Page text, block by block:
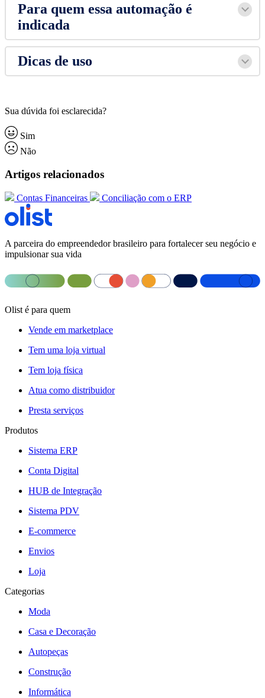
Para quem essa automação é
indicada
Dicas de uso
Sua dúvida foi esclarecida?
Sim
Não
Artigos relacionados
Contas Financeiras Conciliação com o ERP
A parceira do empreendedor brasileiro para fortalecer seu negócio e
impulsionar sua vida
Olist é para quem
Vende em marketplace
Tem uma loja virtual
Tem loja física
Atua como distribuidor
Presta serviços
Produtos
Sistema ERP
Conta Digital
HUB de Integração
Sistema PDV
E-commerce
Envios
Loja
Categorias
Moda
Casa e Decoração
Autopeças
Construção
Informática